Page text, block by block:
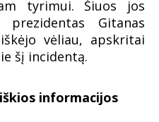
tyrimui. Šiuos jos
prezidentas Gitanas
vėliau, apskritai
šį incidentą.
informacijos